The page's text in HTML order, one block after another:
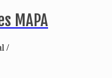
MAPA
/